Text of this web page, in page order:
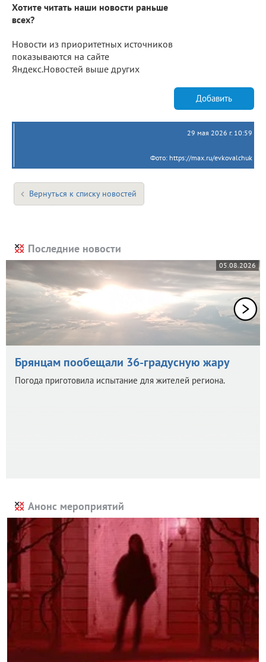
Хотите читать наши новости раньше
всех?
Новости из приоритетных источников
показываются на сайте
Яндекс.Новостей выше других
Добавить
29 мая 2026 г. 10:59
Фото: https://max.ru/evkovalchuk
Вернуться к списку новостей
Последние новости
05.08.2026
Брянцам пообещали 36-градусную жару
Погода приготовила испытание для жителей региона.
Анонс мероприятий